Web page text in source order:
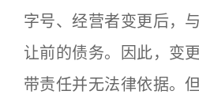
字号、经营者变更后，
让前的债务。因此，变
带责任并无法律依据。